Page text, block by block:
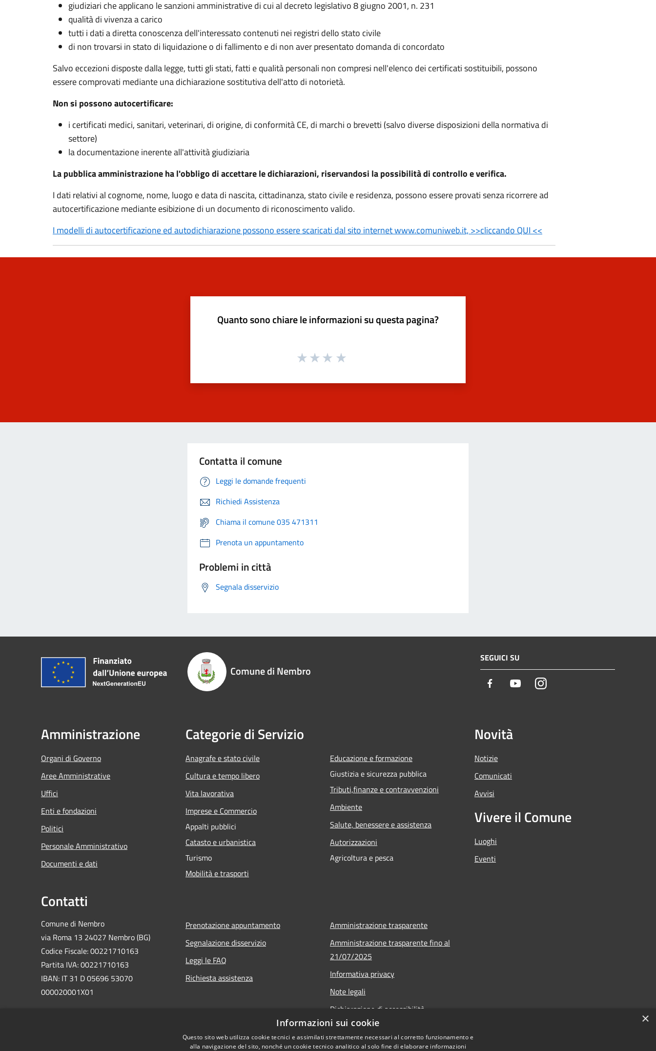
giudiziari che applicano le sanzioni amministrative di cui al decreto legislativo 8 giugno 2001, n. 231
qualità di vivenza a carico
tutti i dati a diretta conoscenza dell'interessato contenuti nei registri dello stato civile
di non trovarsi in stato di liquidazione o di fallimento e di non aver presentato domanda di concordato
Salvo eccezioni disposte dalla legge, tutti gli stati, fatti e qualità personali non compresi nell'elenco dei certificati sostituibili, possono
essere comprovati mediante una dichiarazione sostitutiva dell'atto di notorietà.
Non si possono autocertificare:
i certificati medici, sanitari, veterinari, di origine, di conformità CE, di marchi o brevetti (salvo diverse disposizioni della normativa di
settore)
la documentazione inerente all'attività giudiziaria
La pubblica amministrazione ha l'obbligo di accettare le dichiarazioni, riservandosi la possibilità di controllo e verifica.
I dati relativi al cognome, nome, luogo e data di nascita, cittadinanza, stato civile e residenza, possono essere provati senza ricorrere ad
autocertificazione mediante esibizione di un documento di riconoscimento valido.
I modelli di autocertificazione ed autodichiarazione possono essere scaricati dal sito internet www.comuniweb.it, >>cliccando QUI <<
Quanto sono chiare le informazioni su questa pagina?
Contatta il comune
Leggi le domande frequenti
Richiedi Assistenza
Chiama il comune 035 471311
Prenota un appuntamento
Problemi in città
Segnala disservizio
Comune di Nembro
SEGUICI SU
Facebook YoutubeInstagram
Amministrazione
Organi di Governo
Aree Amministrative
Uffici
Enti e fondazioni
Politici
Personale Amministrativo
Documenti e dati
Categorie di Servizio
Anagrafe e stato civile
Cultura e tempo libero
Vita lavorativa
Imprese e Commercio
Appalti pubblici
Catasto e urbanistica
Turismo
Mobilità e trasporti
Educazione e formazione
Giustizia e sicurezza pubblica
Tributi,finanze e contravvenzioni
Ambiente
Salute, benessere e assistenza
Autorizzazioni
Agricoltura e pesca
Novità
Notizie
Comunicati
Avvisi
Vivere il Comune
Luoghi
Eventi
Contatti
Comune di Nembro
via Roma 13 24027 Nembro (BG)
Codice Fiscale: 00221710163
Partita IVA: 00221710163
IBAN: IT 31 D 05696 53070
000020001X01
Prenotazione appuntamento
Segnalazione disservizio
Leggi le FAQ
Richiesta assistenza
Amministrazione trasparente
Amministrazione trasparente fino al
21/07/2025
Informativa privacy
Note legali
Dichiarazione di accessibilità
Obiettivi di accessibilità
Piano di miglioramento
×
Informazioni sui cookie
Questo sito web utilizza cookie tecnici e assimilati strettamente necessari al corretto funzionamento e
alla navigazione del sito, nonché un cookie tecnico analitico al solo fine di elaborare informazioni